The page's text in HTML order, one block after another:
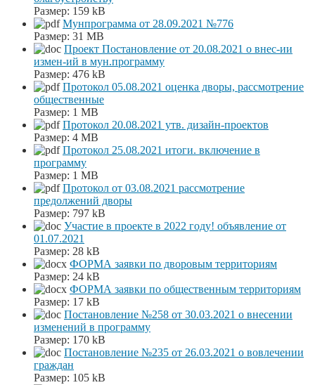
Размер: 159 kB
Мунпрограмма от 28.09.2021 №776
Размер: 31 MB
Проект Постановление от 20.08.2021 о внес-ии
измен-ий в мун.программу
Размер: 476 kB
Протокол 05.08.2021 оценка дворы, рассмотрение
общественные
Размер: 1 MB
Протокол 20.08.2021 утв. дизайн-проектов
Размер: 4 MB
Протокол 25.08.2021 итоги. включение в
программу
Размер: 1 MB
Протокол от 03.08.2021 рассмотрение
предолжений дворы
Размер: 797 kB
Участие в проекте в 2022 году! объявление от
01.07.2021
Размер: 28 kB
ФОРМА заявки по дворовым территориям
Размер: 24 kB
ФОРМА заявки по общественным территориям
Размер: 17 kB
Постановление №258 от 30.03.2021 о внесении
изменений в программу
Размер: 170 kB
Постановление №235 от 26.03.2021 о вовлечении
граждан
Размер: 105 kB